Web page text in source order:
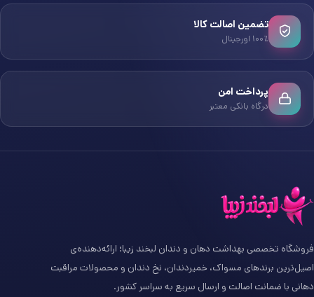
تضمین اصالت کالا
۱۰۰٪ اورجینال
پرداخت امن
درگاه بانکی معتبر
فروشگاه تخصصی بهداشت دهان و دندان لبخند زیبا؛ ارائه‌دهنده‌ی
اصیل‌ترین برندهای مسواک، خمیردندان، نخ دندان و محصولات مراقبت
دهانی با ضمانت اصالت و ارسال سریع به سراسر کشور.